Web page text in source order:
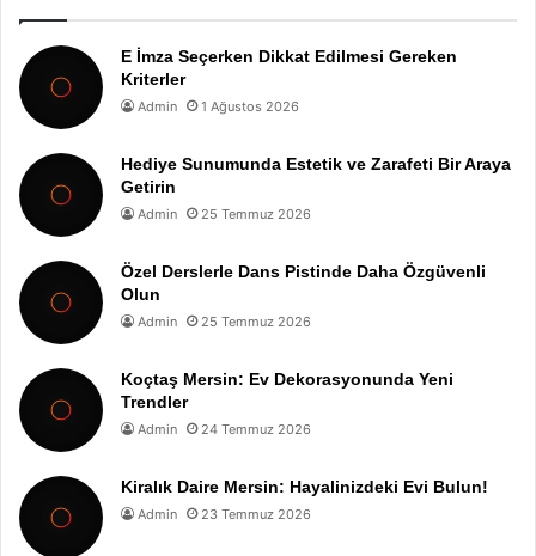
E İmza Seçerken Dikkat Edilmesi Gereken
Kriterler
Admin 1 Ağustos 2026
Hediye Sunumunda Estetik ve Zarafeti Bir Araya
Getirin
Admin 25 Temmuz 2026
Özel Derslerle Dans Pistinde Daha Özgüvenli
Olun
Admin 25 Temmuz 2026
Koçtaş Mersin: Ev Dekorasyonunda Yeni
Trendler
Admin 24 Temmuz 2026
Kiralık Daire Mersin: Hayalinizdeki Evi Bulun!
Admin 23 Temmuz 2026